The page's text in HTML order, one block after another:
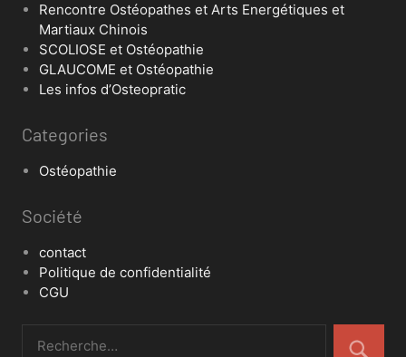
Rencontre Ostéopathes et Arts Energétiques et
Martiaux Chinois
SCOLIOSE et Ostéopathie
GLAUCOME et Ostéopathie
Les infos d’Osteopratic
Categories
Ostéopathie
Société
contact
Politique de confidentialité
CGU